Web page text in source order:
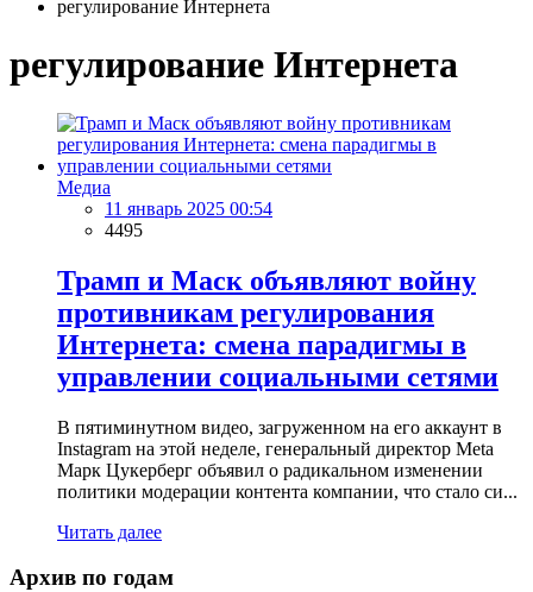
регулирование Интернета
регулирование Интернета
Медиа
11 январь 2025 00:54
4495
Трамп и Маск объявляют войну
противникам регулирования
Интернета: смена парадигмы в
управлении социальными сетями
В пятиминутном видео, загруженном на его аккаунт в
Instagram на этой неделе, генеральный директор Meta
Марк Цукерберг объявил о радикальном изменении
политики модерации контента компании, что стало си...
Читать далее
Архив по годам